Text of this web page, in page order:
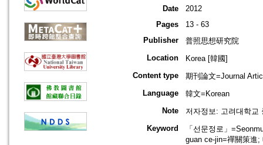
Date
2012
Pages
13 - 63
Publisher
普照思想研究院
Location
Korea [韓國]
Content type
期刊論文=Journal
Language
韓文=Korean
Note
저자정보: 고려대학교
Keyword
「선문정로」
guan ce-jin=禪關策進;